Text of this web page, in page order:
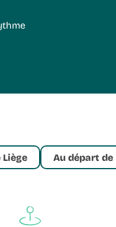
Au départ